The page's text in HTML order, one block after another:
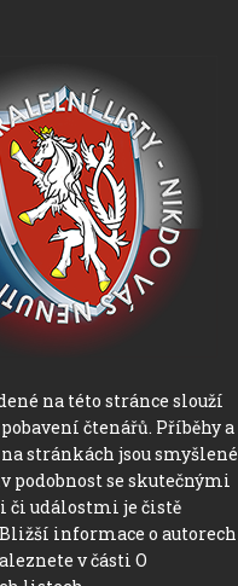
na této stránce slouží
čtenářů. Příběhy a
stránkách jsou smyšlené
podobnost se skutečnými
či událostmi je čistě
informace o autorech
v části O